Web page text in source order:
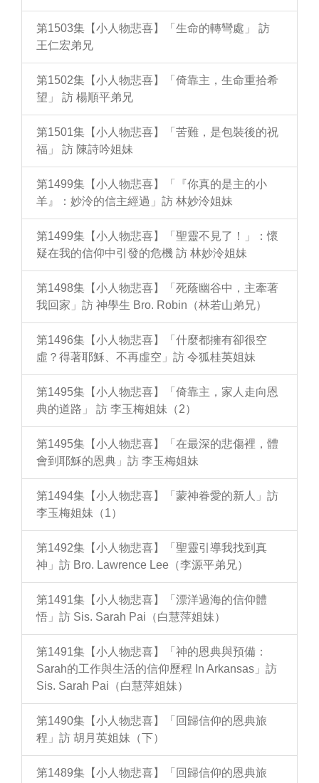
第1503集【小人物悲喜】「生命的轉彎處」 訪
王仁宏弟兄
第1502集【小人物悲喜】「倚靠主，生命重拾希
望」 訪 楊順平弟兄
第1501集【小人物悲喜】「苦難，是包裝後的祝
福」 訪 陳詩吟姐妹
第1499集【小人物悲喜】「『你真的是主的小
羊』：妙泠的信主經過」訪 林妙泠姐妹
第1499集【小人物悲喜】「聖靈不見了！」：懷
疑在我的信仰中引發的危機 訪 林妙泠姐妹
第1498集【小人物悲喜】「死蔭幽谷中，主牽著
我回家」訪 神學生 Bro. Robin（林若山弟兄）
第1496集【小人物悲喜】「什麼都擁有卻很空
虛？得著耶穌、不再虛空」訪 令狐桂英姐妹
第1495集【小人物悲喜】「倚靠主，家人走向恩
典的道路」 訪 李玉梅姐妹（2）
第1495集【小人物悲喜】「在最深的悲傷裡，體
會到耶穌的恩典」訪 李玉梅姐妹
第1494集【小人物悲喜】「蒙神眷愛的新人」訪
李玉梅姐妹（1）
第1492集【小人物悲喜】「聖靈引導我找到真
神」訪 Bro. Lawrence Lee（李源平弟兄）
第1491集【小人物悲喜】「漂洋過海的信仰體
悟」訪 Sis. Sarah Pai（白慧萍姐妹）
第1491集【小人物悲喜】「神的恩典與預備：
Sarah的工作與生活的信仰歷程 In Arkansas」訪
Sis. Sarah Pai（白慧萍姐妹）
第1490集【小人物悲喜】「回歸信仰的恩典旅
程」訪 胡月英姐妹（下）
第1489集【小人物悲喜】「回歸信仰的恩典旅